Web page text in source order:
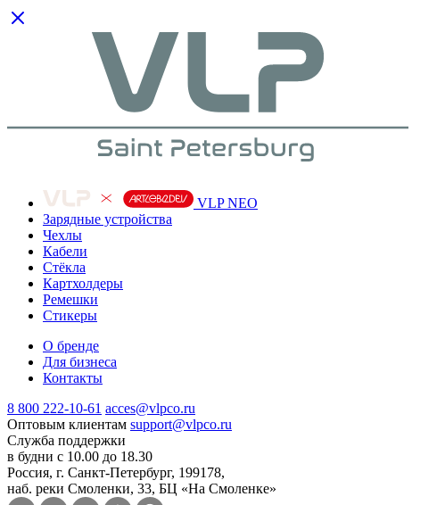
VLP NEO
Зарядные устройства
Чехлы
Кабели
Cтёкла
Картхолдеры
Ремешки
Стикеры
О бренде
Для бизнеса
Контакты
8 800 222-10-61 acces@vlpco.ru
Оптовым клиентам support@vlpco.ru
Служба поддержки
в будни с 10.00 до 18.30
Россия, г. Санкт-Петербург, 199178,
наб. реки Смоленки, 33, БЦ «На Смоленке»